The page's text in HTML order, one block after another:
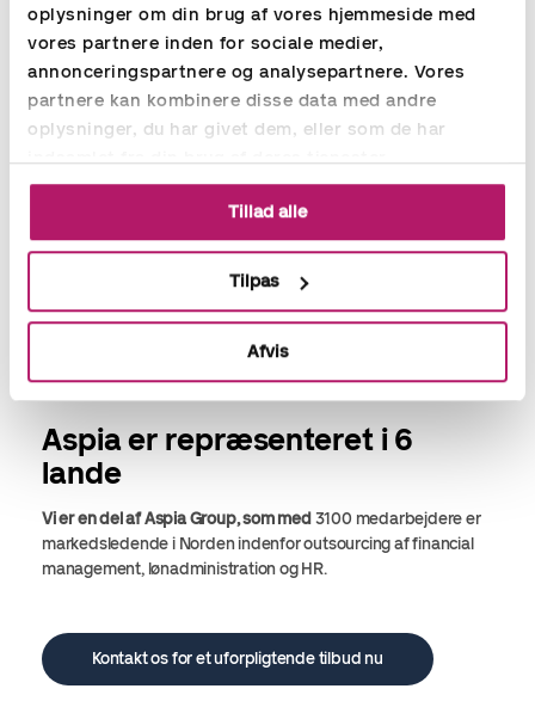
oplysninger om din brug af vores hjemmeside med
vores partnere inden for sociale medier,
annonceringspartnere og analysepartnere. Vores
partnere kan kombinere disse data med andre
oplysninger, du har givet dem, eller som de har
indsamlet fra din brug af deres tjenester.
Tillad alle
Tilpas
Afvis
Aspia er repræsenteret i 6
lande
Vi er en del af Aspia Group, som med 3100 medarbejdere er
markedsledende i Norden indenforoutsourcing af financial
management, lønadministration og HR.
Kontakt os for et uforpligtende tilbud nu